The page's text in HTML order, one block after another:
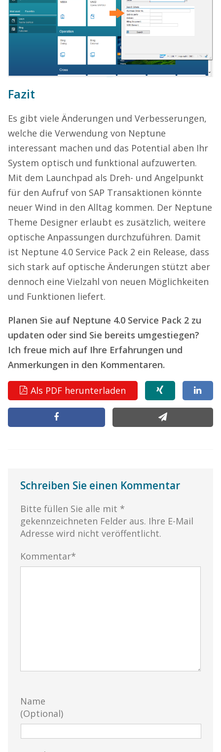
Fazit
Es gibt viele Änderungen und Verbesserungen,
welche die Verwendung von Neptune
interessant machen und das Potential aben Ihr
System optisch und funktional aufzuwerten.
Mit dem Launchpad als Dreh- und Angelpunkt
für den Aufruf von SAP Transaktionen könnte
neuer Wind in den Alltag kommen. Der Neptune
Theme Designer erlaubt es zusätzlich, weitere
optische Anpassungen durchzuführen. Damit
ist Neptune 4.0 Service Pack 2 ein Release, dass
sich stark auf optische Änderungen stützt aber
dennoch eine Vielzahl von neuen Möglichkeiten
und Funktionen liefert.
Planen Sie auf Neptune 4.0 Service Pack 2 zu
updaten oder sind Sie bereits umgestiegen?
Ich freue mich auf Ihre Erfahrungen und
Anmerkungen in den Kommentaren.
Als PDF herunterladen
Schreiben Sie einen Kommentar
Bitte füllen Sie alle mit *
gekennzeichneten Felder aus. Ihre E-Mail
Adresse wird nicht veröffentlicht.
Kommentar*
Name
(Optional)